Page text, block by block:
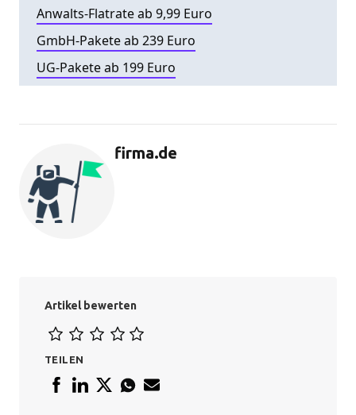
Anwalts-Flatrate ab 9,99 Euro
GmbH-Pakete ab 239 Euro
UG-Pakete ab 199 Euro
firma.de
Artikel bewerten
TEILEN